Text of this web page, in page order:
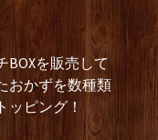
BOXを販売して
おかずを数種類
ピング！